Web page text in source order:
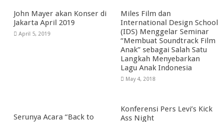
John Mayer akan Konser di
Jakarta April 2019
April 5, 2019
Miles Film dan
International Design School
(IDS) Menggelar Seminar
“Membuat Soundtrack Film
Anak” sebagai Salah Satu
Langkah Menyebarkan
Lagu Anak Indonesia
May 4, 2018
Serunya Acara “Back to
Konferensi Pers Levi’s Kick
Ass Night